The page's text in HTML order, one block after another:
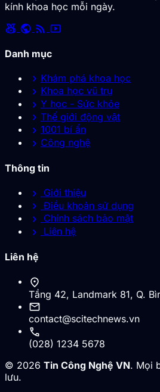
kính khoa học mỗi ngày.
social_leaderboard public rss_feed smart_display
Danh mục
chevron_right Khám phá khoa học
chevron_right Khoa học vũ trụ
chevron_right Y học - Sức khỏe
chevron_right Thế giới động vật
chevron_right 1001 bí ẩn
chevron_right Công nghệ
Thông tin
chevron_right Giới thiệu
chevron_right Điều khoản sử dụng
chevron_right Chính sách bảo mật
chevron_right Liên hệ
Liên hệ
location_on
Tầng 42, Landmark 81, Q.
mail
contact@scitechnews.vn
call
(028) 1234 5678
© 2026 Tin Công Nghệ VN. Mọi
lưu.